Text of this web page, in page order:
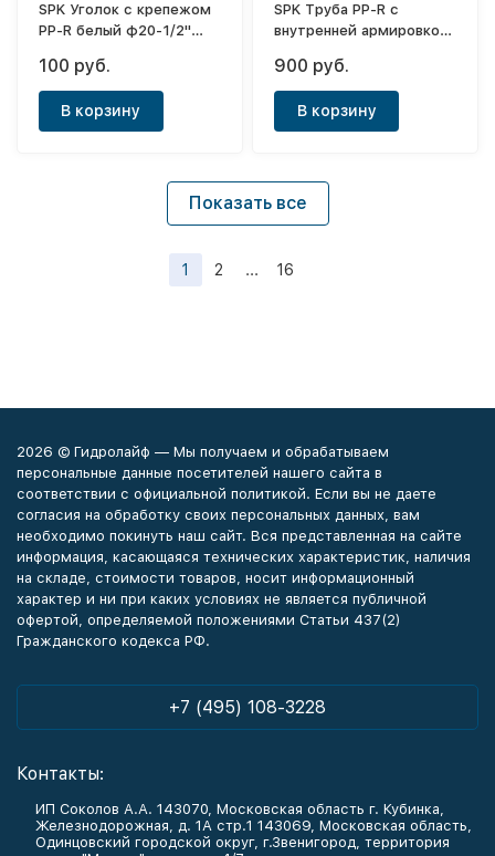
SPK Уголок с крепежом
PP-R белый ф20-1/2"
100 руб.
В корзину
SPK Труба PP-R с
внутренней армировкой
900 руб.
В корзину
Показать все
1 2 ... 16
2026 © Гидролайф — Мы получаем и обрабатываем
персональные данные посетителей нашего сайта в
соответствии с официальной политикой. Если вы не даете
согласия на обработку своих персональных данных, вам
необходимо покинуть наш сайт. Вся представленная на сайте
информация, касающаяся технических характеристик, наличия
на складе, стоимости товаров, носит информационный
характер и ни при каких условиях не является публичной
офертой, определяемой положениями Статьи 437(2)
Гражданского кодекса РФ.
+7 (495) 108-3228
Контакты:
ИП Соколов А.А. 143070, Московская область г. Кубинка,
Железнодорожная, д. 1А стр.1 143069, Московская область,
Одинцовский городской округ, г.Звенигород, территория